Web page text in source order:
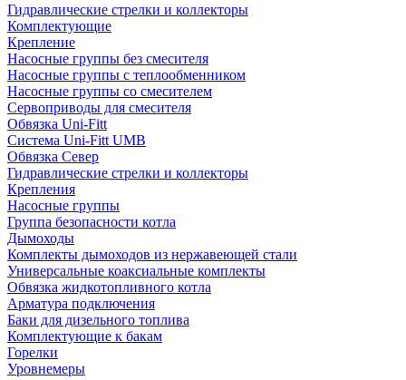
Гидравлические стрелки и коллекторы
Комплектующие
Крепление
Насосные группы без смесителя
Насосные группы с теплообменником
Насосные группы со смесителем
Сервоприводы для смесителя
Обвязка Uni-Fitt
Система Uni-Fitt UMB
Обвязка Север
Гидравлические стрелки и коллекторы
Крепления
Насосные группы
Группа безопасности котла
Дымоходы
Комплекты дымоходов из нержавеющей стали
Универсальные коаксиальные комплекты
Обвязка жидкотопливного котла
Арматура подключения
Баки для дизельного топлива
Комплектующие к бакам
Горелки
Уровнемеры